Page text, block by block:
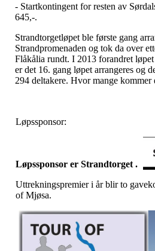
- Startkontingent for resten av
645,-.
Strandtorgetløpet ble første gang
Strandpromenaden og tok da over
Flåkålia rundt. I 2013 forandret
er det 16. gang løpet arrangeres og
294 deltakere. Hvor mange kommer
Løpssponsor:
Løpssponsor er Strandtorget .
Uttrekningspremier i år blir to
of Mjøsa.